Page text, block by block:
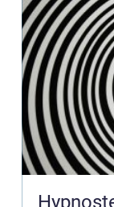
Hypnosterapi vad